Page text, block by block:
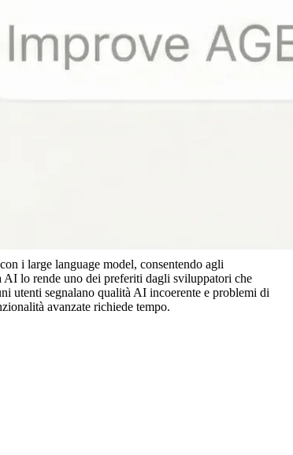
i large language model, consentendo agli
lo rende uno dei preferiti dagli sviluppatori che
utenti segnalano qualità AI incoerente e problemi di
avanzate richiede tempo.